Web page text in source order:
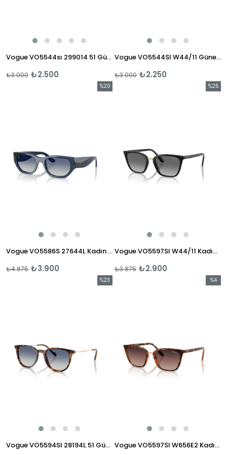
Vogue VO5544sı 299014 51 Güneş Gözlüğü
₺2.500
₺3.000
Vogue VO5544SI W44/11 Güneş Gözlüğü
₺2.250
₺3.000
Vogue VO5586S 27644L Kadın Güneş Gözlüğü
₺3.900
₺4.875
%20
Vogue VO5597SI W44/11 Kadın Güneş Gözlüğü
₺2.900
₺3.875
%25
Vogue VO5594SI 28194L 51 Güneş Gözlüğü
%23
Vogue VO5597SI W656E2 Kadın Güneş Gözlüğü
%4